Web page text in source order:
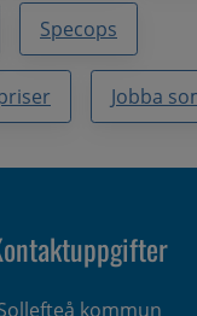
Specops
Jobba
kommun